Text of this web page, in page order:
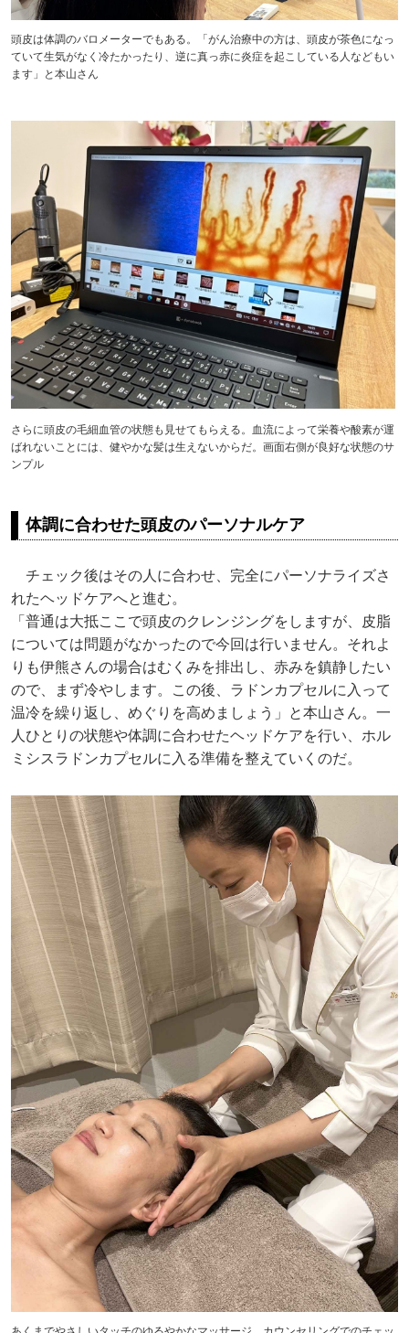
頭皮は体調のバロメーターでもある。「がん治療中の方は、頭皮が茶色になっ
ていて生気がなく冷たかったり、逆に真っ赤に炎症を起こしている人などもい
ます」と本山さん
さらに頭皮の毛細血管の状態も見せてもらえる。血流によって栄養や酸素が運
ばれないことには、健やかな髪は生えないからだ。画面右側が良好な状態のサ
ンプル
体調に合わせた頭皮のパーソナルケア
チェック後はその人に合わせ、完全にパーソナライズさ
れたヘッドケアへと進む。
「普通は大抵ここで頭皮のクレンジングをしますが、皮脂
については問題がなかったので今回は行いません。それよ
りも伊熊さんの場合はむくみを排出し、赤みを鎮静したい
ので、まず冷やします。この後、ラドンカプセルに入って
温冷を繰り返し、めぐりを高めましょう」と本山さん。一
人ひとりの状態や体調に合わせたヘッドケアを行い、ホル
ミシスラドンカプセルに入る準備を整えていくのだ。